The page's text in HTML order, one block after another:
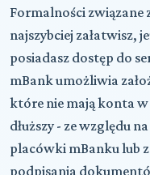
Formalności związane
najszybciej załatwisz,
posiadasz dostęp do
mBank umożliwia
które nie mają konta
dłuższy - ze względu
placówki mBanku lub
podpisania